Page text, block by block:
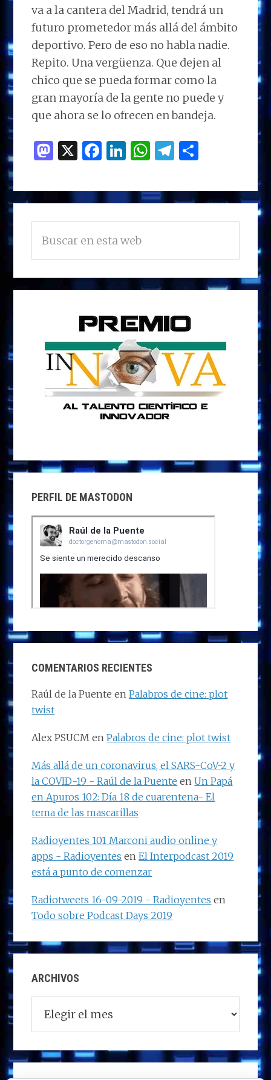
va a la cantera del Madrid, tendrá un
futuro prometedor más allá del ámbito
deportivo. Pero de eso no habla nadie.
Repito. Una vergüenza. Que dejen al
chico que se pueda formar como la
gran mayoría de la gente no puede y
que ahora se lo ofrecen en bandeja.
M
to
d
o
n
X F
ce
b
o
o
k
Li
k
e
dI
n
W
at
s
A
p
T
e
g
ra
m
p
ar
r
BARRA
LATERAL
PRINCIPAL
en
esta
web
PERFIL DE MASTODON
COMENTARIOS RECIENTES
Raúl de la Puente enPalabros de cine: plot
twist
Alex PSUCM enPalabros de cine: plot twist
Más allá de un coronavirus, el SARS-CoV-2 y
la COVID-19 - Raúl de la Puente enUn Papá
en Apuros 102: Día 18 de cuarentena- El
tema de las mascarillas
Radioyentes 101 Marconi audio online y
apps - Radioyentes enEl Interpodcast 2019
está a punto de comenzar
Radiotweets 16-09-2019 - Radioyentes en
Todo sobre Podcast Days 2019
ARCHIVOS